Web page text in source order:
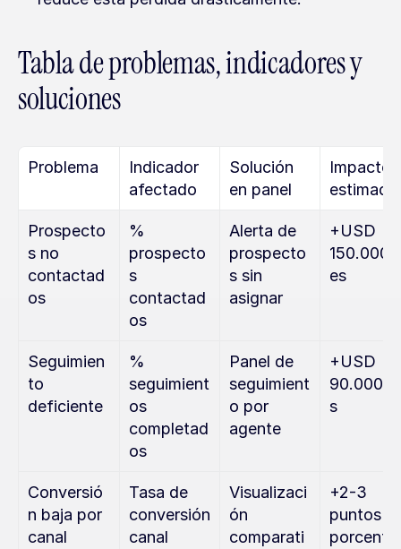
Tabla de problemas, indicadores y
soluciones
Problema
Indicador
afectado
Solución
en panel
Impacto
estimado
Prospecto
s no
contactad
os
%
prospecto
s
contactad
os
Alerta de
prospecto
s sin
asignar
+USD
150.000/
es
Seguimien
to
deficiente
%
seguimient
os
completad
os
Panel de
seguimient
o por
agente
+USD
90.000/
s
Conversió
n baja por
canal
Tasa de
conversión
canal
Visualizaci
ón
comparati
+2-3
puntos